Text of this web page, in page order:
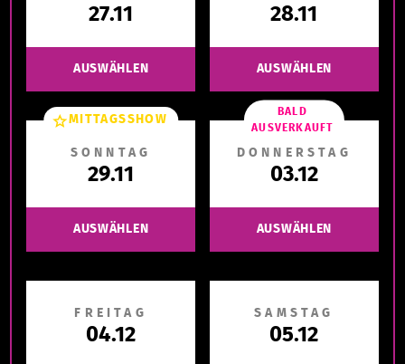
27.11
AUSWÄHLEN
28.11
AUSWÄHLEN
MITTAGSSHOW
SONNTAG
29.11
AUSWÄHLEN
BALD
AUSVERKAUFT
DONNERSTAG
03.12
AUSWÄHLEN
FREITAG
04.12
SAMSTAG
05.12